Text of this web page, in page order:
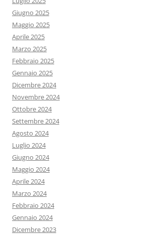
Giugno 2025
Maggio 2025
Aprile 2025
Marzo 2025
Febbraio 2025
Gennaio 2025
Dicembre 2024
Novembre 2024
Ottobre 2024
Settembre 2024
Agosto 2024
Luglio 2024
Giugno 2024
Maggio 2024
Aprile 2024
Marzo 2024
Febbraio 2024
Gennaio 2024
Dicembre 2023